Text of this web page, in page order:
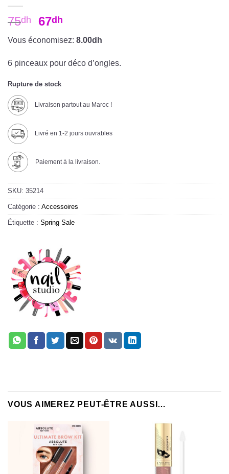
75dh 67dh
Vous économisez: 8.00dh
6 pinceaux pour déco d’ongles.
Rupture de stock
Livraison partout au Maroc !
Livré en 1-2 jours ouvrables
Paiement à la livraison.
SKU: 35214
Catégorie : Accessoires
Étiquette : Spring Sale
VOUS AIMEREZ PEUT-ÊTRE AUSSI…